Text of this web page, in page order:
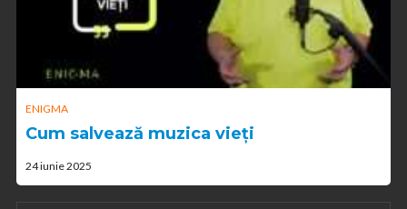
ENIGMA
Cum salvează muzica vieți
24 iunie 2025